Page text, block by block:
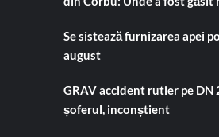
Se sistează furnizarea apei
august
GRAV accident rutier pe
șoferul, inconștient